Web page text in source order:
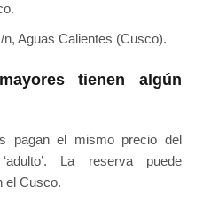
Aguas Calientes (Cusco).
tienen algún
pagan el mismo precio del
La reserva puede
el Cusco.